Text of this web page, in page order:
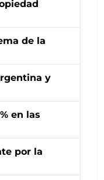
de la
y
en las
por la